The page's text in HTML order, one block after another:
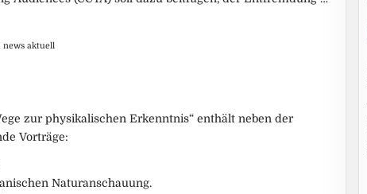
news aktuell
zur physikalischen Erkenntnis“ enthält neben der
Vorträge:
Naturanschauung.